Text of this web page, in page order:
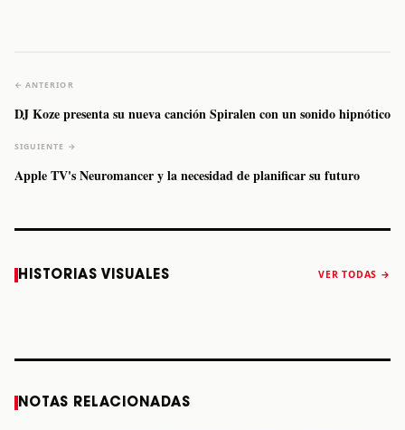
← ANTERIOR
DJ Koze presenta su nueva canción Spiralen con un sonido hipnótico
SIGUIENTE →
Apple TV's Neuromancer y la necesidad de planificar su futuro
HISTORIAS VISUALES VER TODAS →
a Monterrey el
Staiti, guitarrista
anuncia “Reality
NOTAS RELACIONADAS